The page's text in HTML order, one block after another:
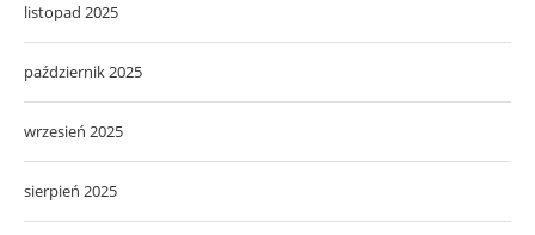
listopad 2025
październik 2025
wrzesień 2025
sierpień 2025